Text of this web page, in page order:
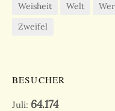
Weisheit
Welt
Zweifel
BESUCHER
Juli: 64.174